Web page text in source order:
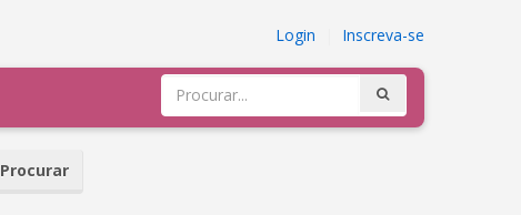
Login Inscreva-se
Procurar